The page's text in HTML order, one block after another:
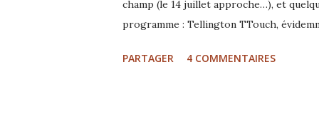
champ (le 14 juillet approche…), et
programme : Tellington TTouch,
cacher derrière cette sensibilité Avec
PARTAGER 4 COMMENTAIRES